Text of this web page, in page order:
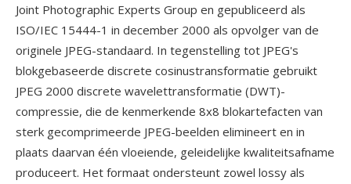
Joint Photographic Experts Group en gepubliceerd als
ISO/IEC 15444-1 in december 2000 als opvolger van de
originele JPEG-standaard. In tegenstelling tot JPEG's
blokgebaseerde discrete cosinustransformatie gebruikt
JPEG 2000 discrete wavelettransformatie (DWT)-
compressie, die de kenmerkende 8x8 blokartefacten van
sterk gecomprimeerde JPEG-beelden elimineert en in
plaats daarvan één vloeiende, geleidelijke kwaliteitsafname
produceert. Het formaat ondersteunt zowel lossy als